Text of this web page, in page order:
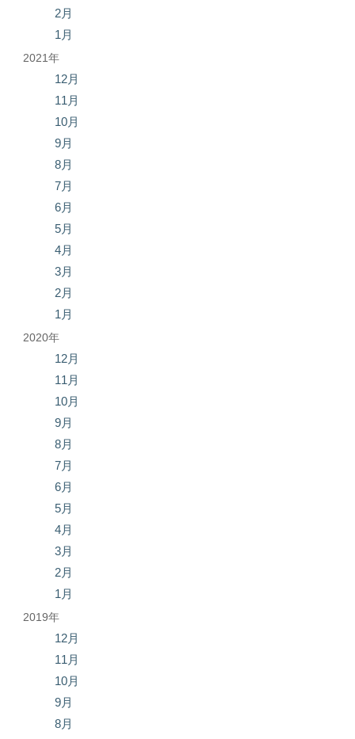
2月
1月
2021年
12月
11月
10月
9月
8月
7月
6月
5月
4月
3月
2月
1月
2020年
12月
11月
10月
9月
8月
7月
6月
5月
4月
3月
2月
1月
2019年
12月
11月
10月
9月
8月